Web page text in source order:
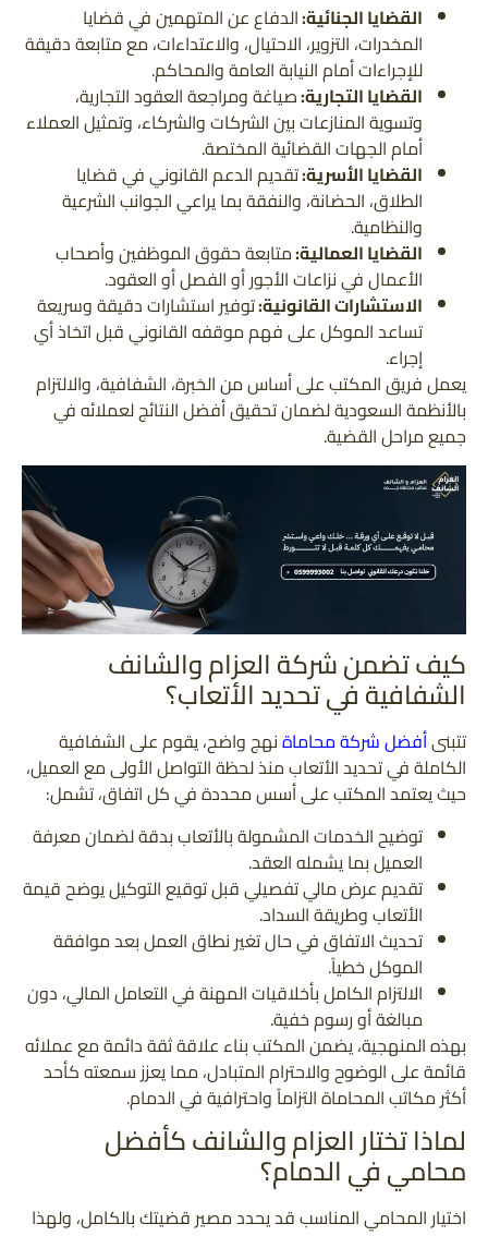
القضايا الجنائية:الدفاع عن المتهمين في قضايا
المخدرات، التزوير، الاحتيال، والاعتداءات، مع متابعة دقيقة
للإجراءات أمام النيابة العامة والمحاكم.
القضايا التجارية:صياغة ومراجعة العقود التجارية،
وتسوية المنازعات بين الشركات والشركاء، وتمثيل العملاء
أمام الجهات القضائية المختصة.
القضايا الأسرية:تقديم الدعم القانوني في قضايا
الطلاق، الحضانة، والنفقة بما يراعي الجوانب الشرعية
والنظامية.
القضايا العمالية:متابعة حقوق الموظفين وأصحاب
الأعمال في نزاعات الأجور أو الفصل أو العقود.
الاستشارات القانونية:توفير استشارات دقيقة وسريعة
تساعد الموكل على فهم موقفه القانوني قبل اتخاذ أي
إجراء.
يعمل فريق المكتب على أساس من الخبرة، الشفافية، والالتزام
بالأنظمة السعودية لضمان تحقيق أفضل النتائج لعملائه في
جميع مراحل القضية.
كيف تضمن شركة العزام والشانف
الشفافية في تحديد الأتعاب؟
تتبنىأفضل شركة محاماةنهج واضح، يقوم على الشفافية
الكاملة في تحديد الأتعاب منذ لحظة التواصل الأولى مع العميل،
حيث يعتمد المكتب على أسس محددة في كل اتفاق، تشمل:
توضيح الخدمات المشمولة بالأتعاب بدقة لضمان معرفة
العميل بما يشمله العقد.
تقديم عرض مالي تفصيلي قبل توقيع التوكيل يوضح قيمة
الأتعاب وطريقة السداد.
تحديث الاتفاق في حال تغير نطاق العمل بعد موافقة
الموكل خطياً.
الالتزام الكامل بأخلاقيات المهنة في التعامل المالي، دون
مبالغة أو رسوم خفية.
بهذه المنهجية، يضمن المكتب بناء علاقة ثقة دائمة مع عملائه
قائمة على الوضوح والاحترام المتبادل، مما يعزز سمعته كأحد
أكثر مكاتب المحاماة التزاماً واحترافية في الدمام.
لماذا تختار العزام والشانف كأفضل
محامي في الدمام؟
اختيار المحامي المناسب قد يحدد مصير قضيتك بالكامل، ولهذا